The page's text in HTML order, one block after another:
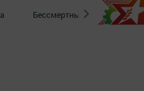
Бессмертный полк. Кряшены